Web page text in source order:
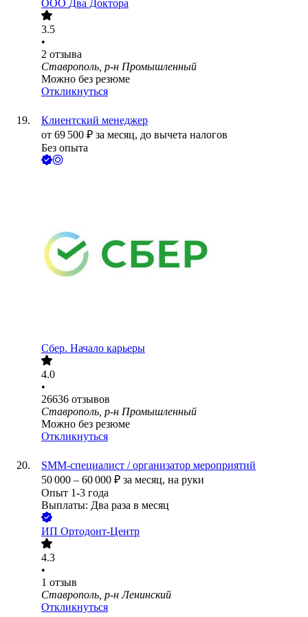
ООО Два Доктора
3.5
•
2 отзыва
Ставрополь, р-н Промышленный
Можно без резюме
Откликнуться
Клиентский менеджер
от 69 500 ₽ за месяц, до вычета налогов
Без опыта
Сбер. Начало карьеры
4.0
•
26636 отзывов
Ставрополь, р-н Промышленный
Можно без резюме
Откликнуться
SMM-специалист / организатор мероприятий
50 000 – 60 000 ₽ за месяц, на руки
Опыт 1-3 года
Выплаты: Два раза в месяц
ИП Ортодонт-Центр
4.3
•
1 отзыв
Ставрополь, р-н Ленинский
Откликнуться